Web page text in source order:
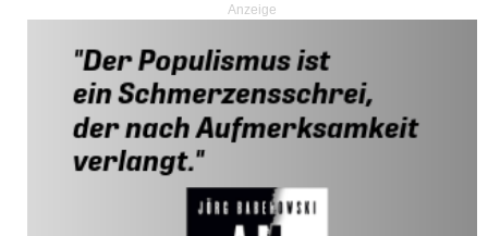
Anzeige